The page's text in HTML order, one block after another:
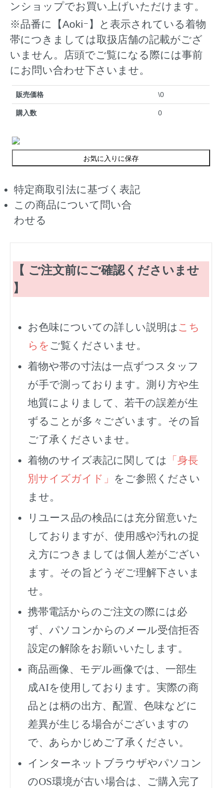
ンショップでお買い上げいただけます。
※品番に【Aokiｰ】と表示されている着物
帯につきましては取扱店舗の記載がござ
いません。店頭でご覧になる際には事前
にお問い合わせ下さいませ。
販売価格 \0
購入数 0
お気に入りに保存
特定商取引法に基づく表記
この商品について問い合
わせる
【 ご注文前にご確認くださいませ
】
お色味についての詳しい説明は こち
らを ご覧くださいませ。
着物や帯の寸法は一点ずつスタッフ
が手で測っております。測り方や生
地質によりまして、若干の誤差が生
ずることが多々ございます。その旨
ご了承くださいませ。
着物のサイズ表記に関しては
「身長
別サイズガイド」 をご参照ください
ませ。
リユース品の検品には充分留意いた
しておりますが、使用感や汚れの捉
え方につきましては個人差がござい
ます。その旨どうぞご理解下さいま
せ。
携帯電話からのご注文の際には必
ず、 パソコンからのメール受信拒否
設定の解除をお願いいたします。
商品画像、モデル画像では、一部生
成AIを使用しております。実際の商
品とは柄の出方、配置、色味などに
差異が生じる場合がございますの
で、あらかじめご了承ください。
インターネットブラウザやパソコン
のOS環境が古い場合は、ご購入完了